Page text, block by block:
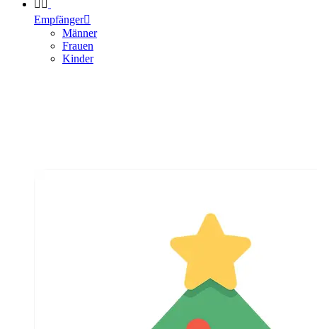
Empfänger
Männer
Frauen
Kinder